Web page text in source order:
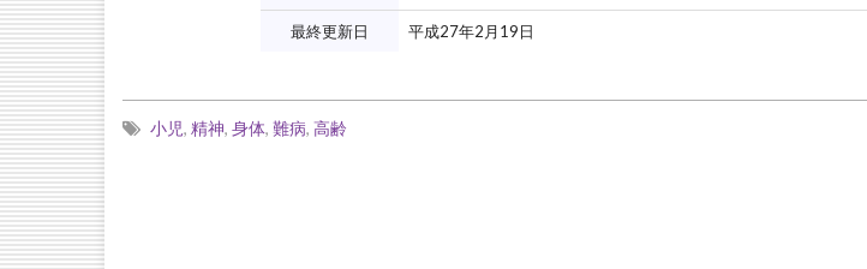
最終更新日 平成27年2月19日
小児, 精神, 身体, 難病, 高齢